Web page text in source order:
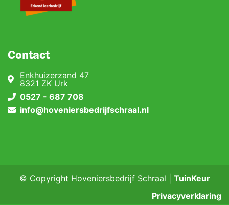
Contact
Enkhuizerzand 47
8321 ZK Urk
0527 - 687 708
info@hoveniersbedrijfschraal.nl
© Copyright Hoveniersbedrijf Schraal | TuinKeur
Privacyverklaring